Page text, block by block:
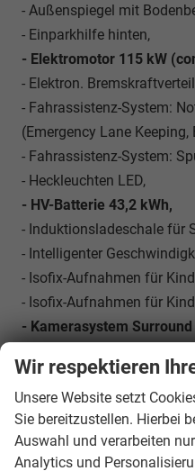
- Außenspiegel mit
- Einparkhilfe hinten,
- Elektromotor 115 kW
- Elektron.
- Fahrassistenz-System:
(Emergency Lane Keeping,
- Fahrassistenz-System:
- Heckleuchten LED,
- HV-Batterie 43,2 kWh,
- Induktionsladeschale für
- Intelligenter
- Isofix-Aufnahmen für
- Isofix-Aufnahmen für
- Kamerasystem Surround
- Kopf-Airbag-System
- Lenkrad (Leder, vegan)
- LM-Felgen,
- Navigationssystem,
Wir respektieren
Unsere Website setzt
Sie bereitzustellen. Hierbei
Auswahl und verarbeiten
Analytics und